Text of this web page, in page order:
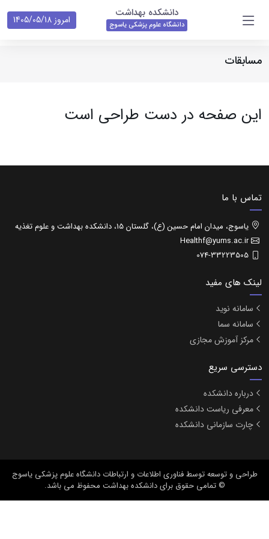
دانشکده بهداشت
دانشگاه علوم پزشکی یاسوج امروز 1405/05/18
مسابقات
این صفحه در دست طراحی است
تماس با ما
یاسوج، میدان امام حسین (ع)، گلستان 15، دانشکده بهداشت و علوم تغذیه
Healthf@yums.ac.ir
074-33223505
لینک های مفید
سامانه نوید
سامانه سما
مرکز آموزش مجازی
دسترسی سریع
درباره دانشکده
معرفی ریاست دانشکده
چارت سازمانی دانشکده
طراحی و توسعهتوسط فناوری اطلاعات و ارتباطات دانشگاه علوم پزشکی یاسوج
© تمامی حقوق برای دانشکده بهداشت محفوظ می باشد.